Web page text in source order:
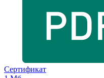
Сертификат